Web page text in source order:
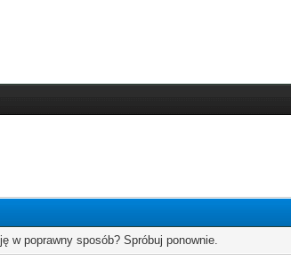
w poprawny sposób? Spróbuj ponownie.